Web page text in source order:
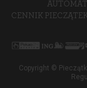
CENNIK
Copyright ©